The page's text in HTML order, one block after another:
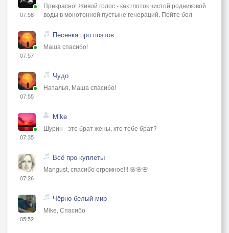
07:58
Прекрасно! Живой голос - как глоток чистой родниковой
воды в монотонной пустыне генераций. Пойте бол
07:57
Песенка про поэтов
Маша спасибо!
07:55
Чудо
Наталья, Маша спасибо!
07:35
Mike
Шурин - это брат жены, кто тебе брат?
07:26
Всё про куплеты
Mangust, спасибо огромное!!! 🌸🌸🌸
05:52
Чёрно-белый мир
Mike, Спасибо